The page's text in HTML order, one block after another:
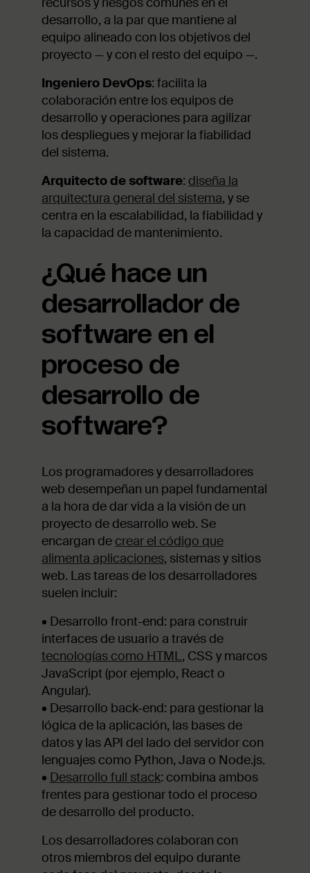
desarrollo, a la par que mantiene al
equipo alineado con los objetivos del
proyecto — y con el resto del equipo —.
Ingeniero DevOps: facilita la
colaboración entre los equipos de
desarrollo y operaciones para agilizar
los despliegues y mejorar la fiabilidad
del sistema.
Arquitecto de software: diseña la
arquitectura general del sistema, y se
centra en la escalabilidad, la fiabilidad y
la capacidad de mantenimiento.
¿Qué hace un
desarrollador de
software en el
proceso de
desarrollo de
software?
Los programadores y desarrolladores
web desempeñan un papel fundamental
a la hora de dar vida a la visión de un
proyecto de desarrollo web. Se
encargan de crear el código que
alimenta aplicaciones, sistemas y sitios
web. Las tareas de los desarrolladores
suelen incluir:
• Desarrollo front-end: para construir
interfaces de usuario a través de
tecnologías como HTML, CSS y marcos
JavaScript (por ejemplo, React o
Angular).
• Desarrollo back-end: para gestionar la
lógica de la aplicación, las bases de
datos y las API del lado del servidor con
lenguajes como Python, Java o Node.js.
• Desarrollo full stack: combina ambos
frentes para gestionar todo el proceso
de desarrollo del producto.
Los desarrolladores colaboran con
otros miembros del equipo durante